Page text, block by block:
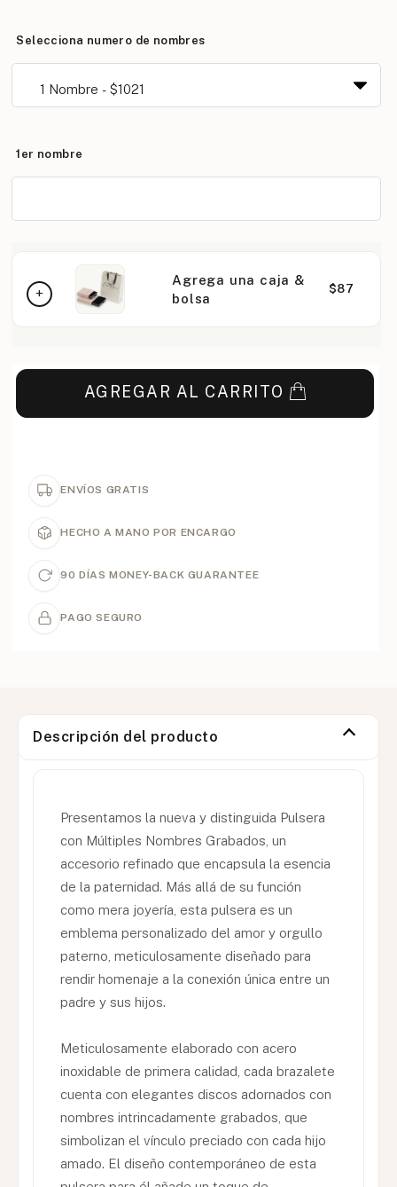
Selecciona numero de nombres
1er nombre
Agrega una caja &
bolsa
$87
AGREGAR AL CARRITO
ENVÍOS GRATIS
HECHO A MANO POR ENCARGO
90 DÍAS MONEY-BACK GUARANTEE
PAGO SEGURO
Descripción del producto
Presentamos la nueva y distinguida Pulsera
con Múltiples Nombres Grabados, un
accesorio refinado que encapsula la esencia
de la paternidad. Más allá de su función
como mera joyería, esta pulsera es un
emblema personalizado del amor y orgullo
paterno, meticulosamente diseñado para
rendir homenaje a la conexión única entre un
padre y sus hijos.
Meticulosamente elaborado con acero
inoxidable de primera calidad, cada brazalete
cuenta con elegantes discos adornados con
nombres intrincadamente grabados, que
simbolizan el vínculo preciado con cada hijo
amado. El diseño contemporáneo de esta